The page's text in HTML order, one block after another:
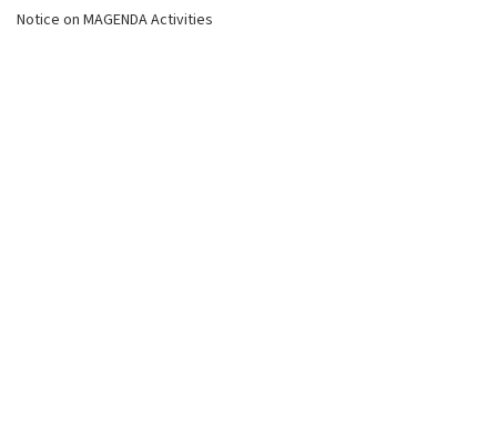
Notice on MAGENDA Activities